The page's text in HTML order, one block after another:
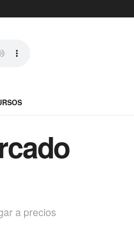
a precios